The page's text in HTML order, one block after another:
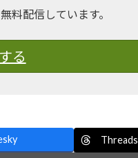
料配信しています。
る
Threads